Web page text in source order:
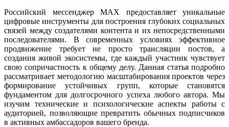
Российский мессенджер MAX предоставляет уникальные
цифровые инструменты для построения глубоких социальных
связей между создателями контента и их непосредственными
последователями. В современных условиях эффективное
продвижение требует не просто трансляции постов, а
создания живой экосистемы, где каждый участник чувствует
свою сопричастность к общему делу. Данная статья подробно
рассматривает методологию масштабирования проектов через
формирование устойчивых групп, которые становятся
фундаментом для долгосрочного успеха любого автора. Мы
изучим технические и психологические аспекты работы с
аудиторией, позволяющие превратить обычных подписчиков
в активных амбассадоров вашего бренда.